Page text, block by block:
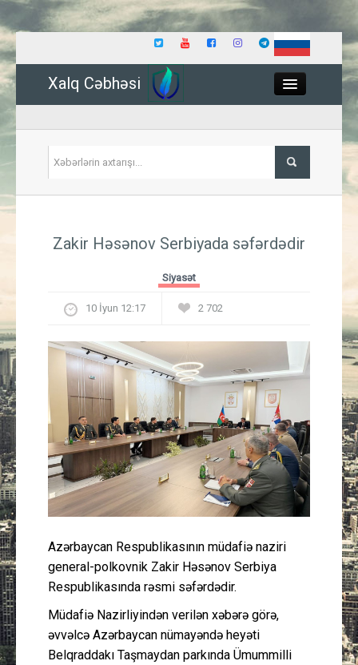
Xalq Cəbhəsi
İqtisadiyyat
Güney Azərbaycan
Mədəniyyət
Müsahibə
İdman
Layihə
Gündəm
Cəmiyyət
Zakir Həsənov Serbiyada səfərdədir
Siyasət
10 İyun 12:17 2 702
Azərbaycan Respublikasının müdafiə naziri
general-polkovnik Zakir Həsənov Serbiya
Respublikasında rəsmi səfərdədir.
Müdafiə Nazirliyindən verilən xəbərə görə,
əvvəlcə Azərbaycan nümayəndə heyəti
Belqraddakı Taşmaydan parkında Ümummilli